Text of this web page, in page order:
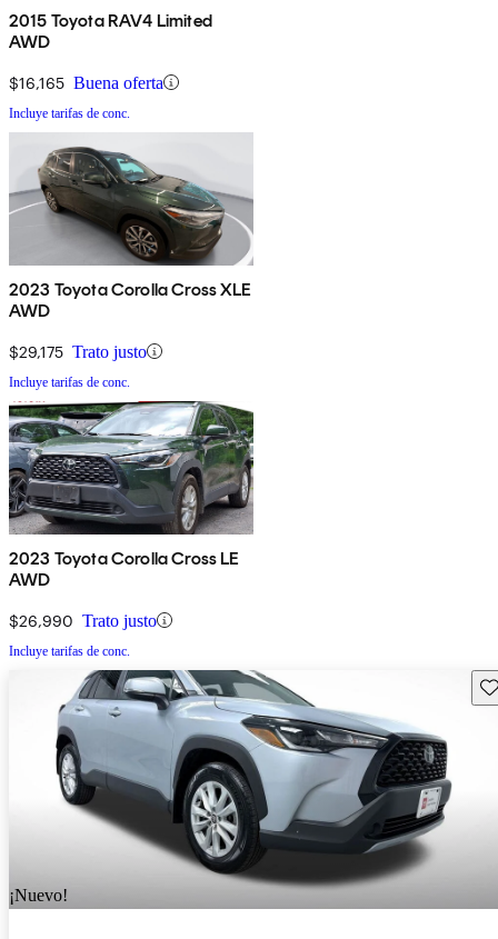
2015 Toyota RAV4 Limited
AWD
$16,165 Buena oferta
Incluye tarifas de conc.
2023 Toyota Corolla Cross XLE
AWD
$29,175 Trato justo
Incluye tarifas de conc.
2023 Toyota Corolla Cross LE
AWD
$26,990 Trato justo
Incluye tarifas de conc.
¡Nuevo!